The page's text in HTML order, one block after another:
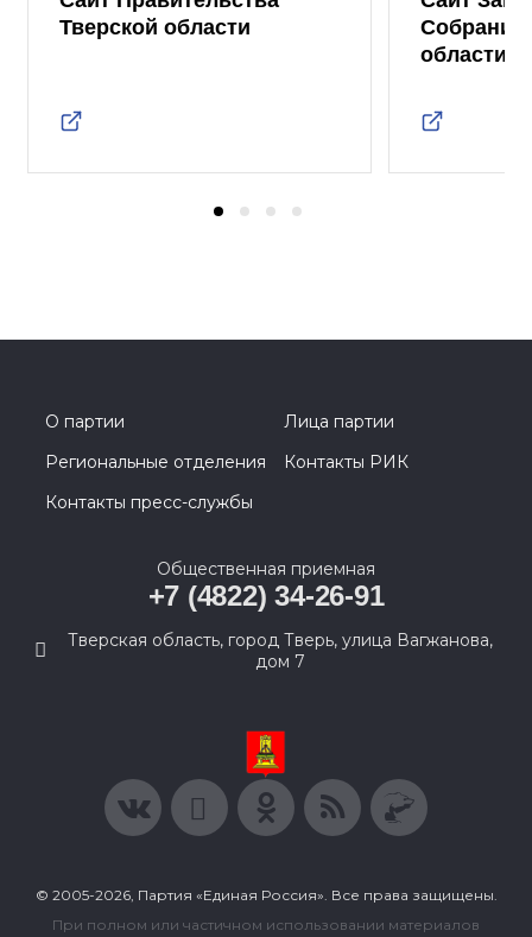
Тверской области
Собрания
области
О партии
Лица партии
Региональные отделения
Контакты РИК
Контакты пресс-службы
Общественная приемная
+7 (4822) 34-26-91
Тверская область, город Тверь, улица Вагжанова,
дом 7
© 2005-2026, Партия «Единая Россия». Все права защищены.
При полном или частичном использовании материалов